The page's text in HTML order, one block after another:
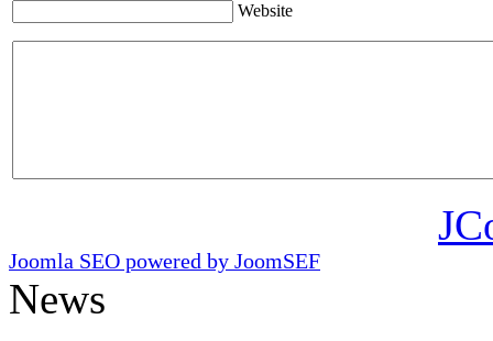
Website
Joomla SEO powered by JoomSEF
News